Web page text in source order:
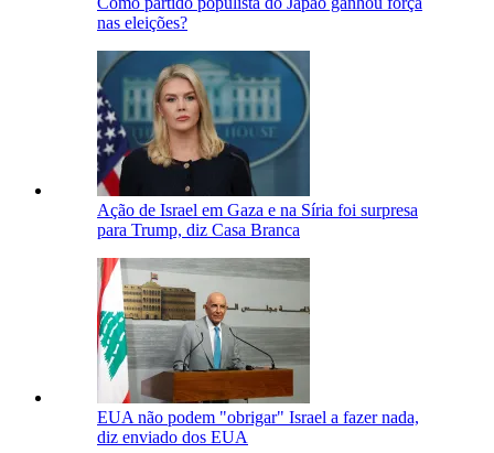
nas eleições?
Ação de Israel em Gaza e na Síria foi surpresa
para Trump, diz Casa Branca
EUA não podem "obrigar" Israel a fazer nada,
diz enviado dos EUA